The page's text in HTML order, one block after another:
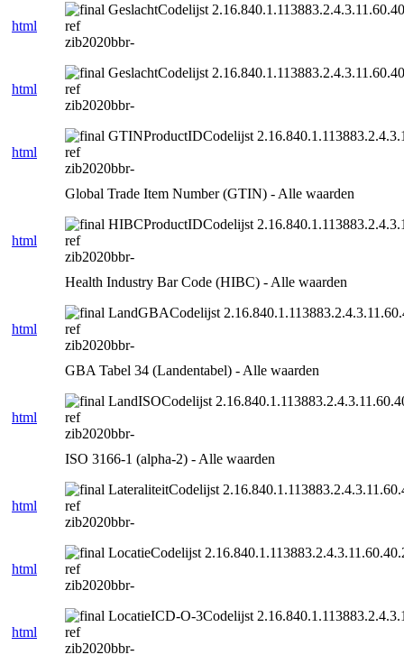
html
GeslachtCodelijst
ref
zib2020bbr-
html
GeslachtCodelijst
ref
zib2020bbr-
html
GTINProductIDCodelijst
ref
zib2020bbr-
Global Trade Item Number (GTIN) - Alle waarden
html
HIBCProductIDCodelijst
ref
zib2020bbr-
Health Industry Bar Code (HIBC) - Alle waarden
html
LandGBACodelijst
ref
zib2020bbr-
GBA Tabel 34 (Landentabel) - Alle waarden
html
LandISOCodelijst
ref
zib2020bbr-
ISO 3166-1 (alpha-2) - Alle waarden
html
LateraliteitCodelijst
ref
zib2020bbr-
html
LocatieCodelijst
ref
zib2020bbr-
html
LocatieICD-O-3Codelijst
ref
zib2020bbr-